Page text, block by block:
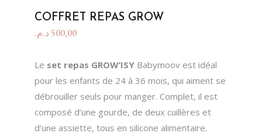
COFFRET REPAS GROW
500,00 د.م.
Le set repas GROW’ISY Babymoov est idéal
pour les enfants de 24 à 36 mois, qui aiment se
débrouiller seuls pour manger. Complet, il est
composé d’une gourde, de deux cuillères et
d’une assiette, tous en silicone alimentaire.